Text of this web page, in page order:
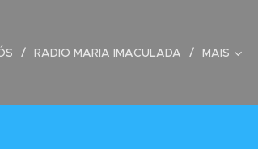
RADIO MARIA IMACULADA MAIS